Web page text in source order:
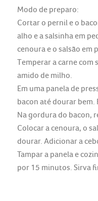
Modo de preparo:
Cortar o pernil e o
alho e a salsinha em
cenoura e o salsão em
Temperar a carne com
amido de milho.
Em uma panela de
bacon até dourar bem.
Na gordura do bacon,
Colocar a cenoura, o
dourar. Adicionar a
Tampar a panela e
por 15 minutos. Sirva